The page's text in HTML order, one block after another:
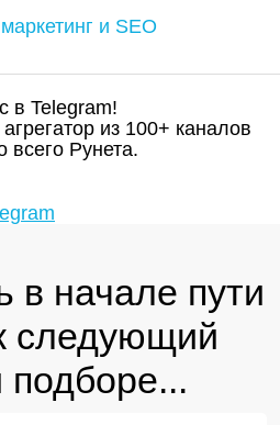
в Telegram!
из 100+ каналов
всего Рунета.
в начале пути
следующий
подборе...